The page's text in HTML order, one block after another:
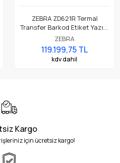
ZEBRA ZD621R Termal
Transfer Barkod Etiket Yazıcı
4.3" Renkli Dokunmatik LCD
Ekran; 203 Dpi, USB, USB
Host, Ethernet, Seri, WiFi 6
Kablosuz, Bluetooth BT5.3,
ZEBRA
119.199,75 TL
kdv dahil
Kargo
için ücretsiz kargo!